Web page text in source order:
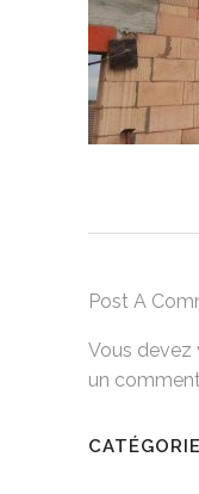
Post A
Vous devez
un